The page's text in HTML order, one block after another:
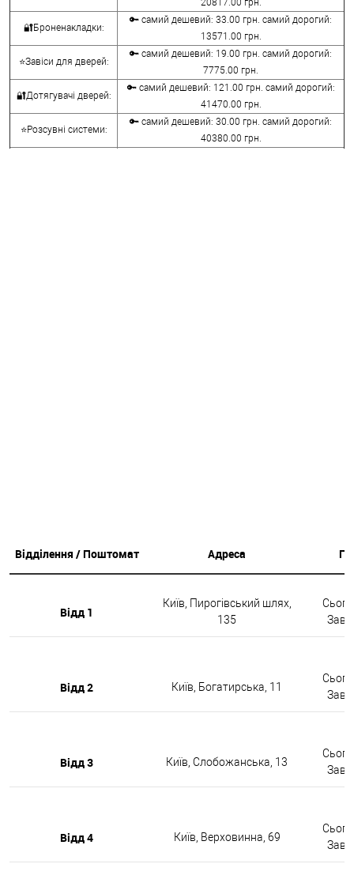
20817.00 грн.
🔐Броненакладки:
🔑 самий дешевий: 33.00 грн. самий дорогий:
13571.00 грн.
⭐Завіси для дверей:
🔑 самий дешевий: 19.00 грн. самий дорогий:
7775.00 грн.
🔐Дотягувачі дверей:
🔑 самий дешевий: 121.00 грн. самий дорогий:
41470.00 грн.
⭐Розсувні системи:
🔑 самий дешевий: 30.00 грн. самий дорогий:
40380.00 грн.
Відділення / Поштомат Адреса
Відд 1
Київ, Пирогівський шлях,
135
Відд 2 Київ, Богатирська, 11
Відд 3 Київ, Слобожанська, 13
Відд 4 Київ, Верховинна, 69